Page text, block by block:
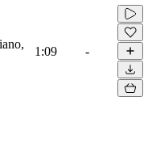
1:09 -